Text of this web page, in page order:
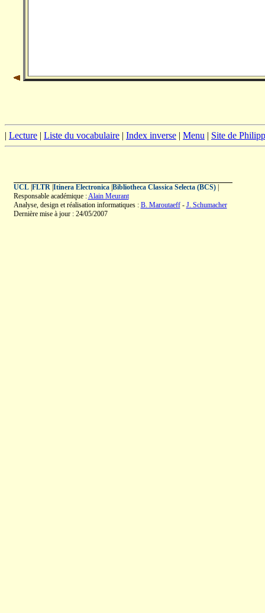
| Lecture | Liste du vocabulaire | Index inverse | Menu | Site de
UCL| FLTR| Itinera Electronica| Bibliotheca Classica Selecta (BCS)|
Responsable académique :Alain Meurant
Analyse, design et réalisation informatiques : B. Maroutaeff- J. Schumacher
Dernière mise à jour : 24/05/2007